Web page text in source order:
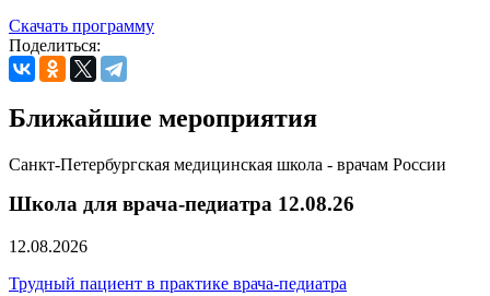
Скачать программу
Поделиться:
Ближайшие мероприятия
Санкт-Петербургская медицинская школа - врачам России
Школа для врача-педиатра 12.08.26
12.08.2026
Трудный пациент в практике врача-педиатра